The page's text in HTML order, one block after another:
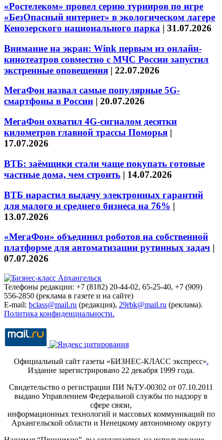
«Ростелеком» провел серию турниров по игре
«БезОпасный интернет» в экологическом лагере
Кенозерского национального парка | 31.07.2026
Внимание на экран: Wink первым из онлайн-
кинотеатров совместно с МЧС России запустил
экстренные оповещения | 22.07.2026
МегаФон назвал самые популярные 5G-
смартфоны в России | 20.07.2026
МегаФон охватил 4G-сигналом десятки
километров главной трассы Поморья |
17.07.2026
ВТБ: заёмщики стали чаще покупать готовые
частные дома, чем строить | 14.07.2026
ВТБ нарастил выдачу электронных гарантий
для малого и среднего бизнеса на 76% |
13.07.2026
«МегаФон» объединил роботов на собственной
платформе для автоматизации рутинных задач |
07.07.2026
Телефоны редакции: +7 (8182) 20-44-02, 65-25-40, +7 (909)
556-2850 (реклама в газете и на сайте)
E-mail: bclass@mail.ru (редакция), 29rbk@mail.ru (реклама).
Политика конфиденциальности.
Официальный сайт газеты «БИЗНЕС-КЛАСС экспресс».
Издание зарегистрировано 22 декабря 1999 года.
Свидетельство о регистрации ПИ №ТУ-00302 от 07.10.2011
выдано Управлением Федеральной службы по надзору в
сфере связи,
информационных технологий и массовых коммуникаций по
Архангельской области и Ненецкому автономному округу